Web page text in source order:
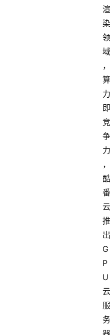
渲
染
领
域
，
算
力
即
竞
争
力
，
酷
番
云
推
出
G
P
U
云
服
务